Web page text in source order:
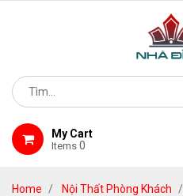
My Cart
Items 0
Home Nội Thất Phòng Khách